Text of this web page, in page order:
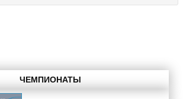
ЧЕМПИОНАТЫ